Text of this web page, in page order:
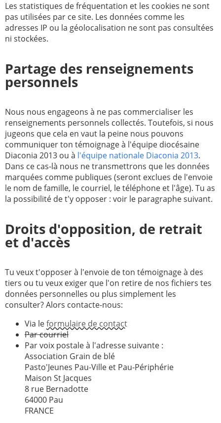
Les statistiques de fréquentation et les cookies ne sont
pas utilisées par ce site. Les données comme les
adresses IP ou la géolocalisation ne sont pas consultées
ni stockées.
Partage des renseignements
personnels
Nous nous engageons à ne pas commercialiser les
renseignements personnels collectés. Toutefois, si nous
jugeons que cela en vaut la peine nous pouvons
communiquer ton témoignage à l'équipe diocésaine
Diaconia 2013 ou à l'équipe nationale Diaconia 2013.
Dans ce cas-là nous ne transmettrons que les données
marquées comme publiques (seront exclues de l'envoie
le nom de famille, le courriel, le téléphone et l'âge). Tu as
la possibilité de t'y opposer : voir le paragraphe suivant.
Droits d'opposition, de retrait
et d'accès
Tu veux t'opposer à l'envoie de ton témoignage à des
tiers ou tu veux exiger que l'on retire de nos fichiers tes
données personnelles ou plus simplement les
consulter? Alors contacte-nous:
Via leformulaire de contact
Par courriel
Par voix postale à l'adresse suivante :
Association Grain de blé
Pasto'Jeunes Pau-Ville et Pau-Périphérie
Maison St Jacques
8 rue Bernadotte
64000 Pau
FRANCE